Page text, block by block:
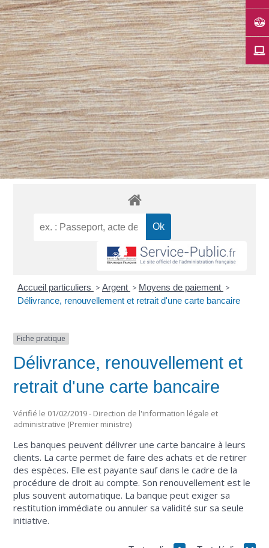
Accueil particuliers > Argent > Moyens de paiement >
Délivrance, renouvellement et retrait d'une carte bancaire
Fiche pratique
Délivrance, renouvellement et
retrait d'une carte bancaire
Vérifié le 01/02/2019 - Direction de l'information légale et
administrative (Premier ministre)
Les banques peuvent délivrer une carte bancaire à leurs
clients. La carte permet de faire des achats et de retirer
des espèces. Elle est payante sauf dans le cadre de la
procédure de droit au compte. Son renouvellement est le
plus souvent automatique. La banque peut exiger sa
restitution immédiate ou annuler sa validité sur sa seule
initiative.